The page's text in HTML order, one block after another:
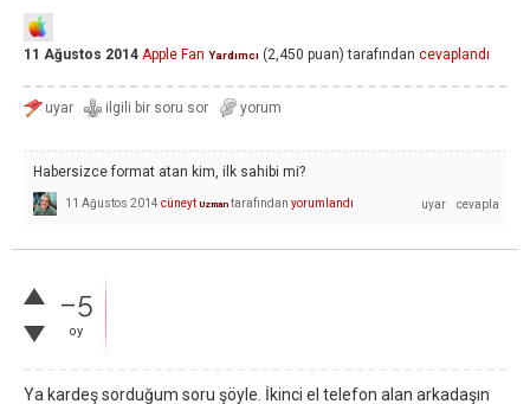
11 Ağustos 2014 Apple Fan Yardımcı (2,450 puan) tarafından cevaplandı
Habersizce format atan kim, ilk sahibi mi?
11 Ağustos 2014 cüneyt Uzman tarafından yorumlandı
–5
oy
Ya kardeş sorduğum soru şöyle. İkinci el telefon alan arkadaşın